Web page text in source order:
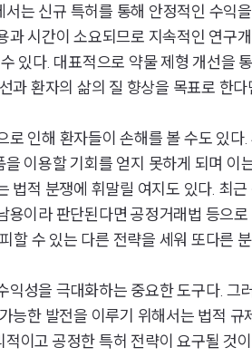
는 신규 특허를 통해 안정적인 수익
시간이 소요되므로 지속적인 연구
있다. 대표적으로 약물 제형 개선을
과 환자의 삶의 질 향상을 목표로 한
인해 환자들이 손해를 볼 수도 있
이용할 기회를 얻지 못하게 되며
법적 분쟁에 휘말릴 여지도 있다. 최
이라 판단된다면 공정거래법 등으
할 수 있는 다른 전략을 세워 또다른
성을 극대화하는 중요한 도구다.
능한 발전을 이루기 위해서는 법적
이고 공정한 특허 전략이 요구될 것